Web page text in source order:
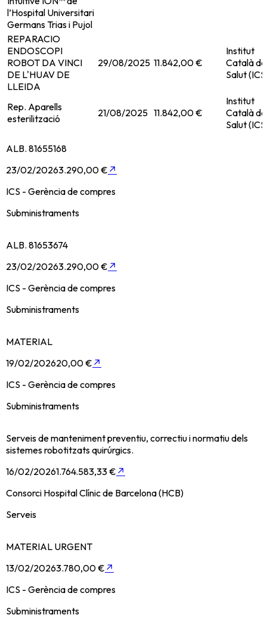
l’Hospital Universitari
Germans Trias i Pujol
REPARACIO
ENDOSCOPI
ROBOT DA VINCI
DE L'HUAV DE
LLEIDA
29/08/2025 11.842,00 €
Institut
Català
Salut
Rep. Aparells
esterilització
21/08/2025 11.842,00 €
Institut
Català
Salut
ALB. 81655168
23/02/20263.290,00 € ↗
ICS - Gerència de compres
Subministraments
ALB. 81653674
23/02/20263.290,00 € ↗
ICS - Gerència de compres
Subministraments
MATERIAL
19/02/202620,00 € ↗
ICS - Gerència de compres
Subministraments
Serveis de manteniment preventiu, correctiu i normatiu dels
sistemes robotitzats quirúrgics.
16/02/20261.764.583,33 € ↗
Consorci Hospital Clínic de Barcelona (HCB)
Serveis
MATERIAL URGENT
13/02/20263.780,00 € ↗
ICS - Gerència de compres
Subministraments